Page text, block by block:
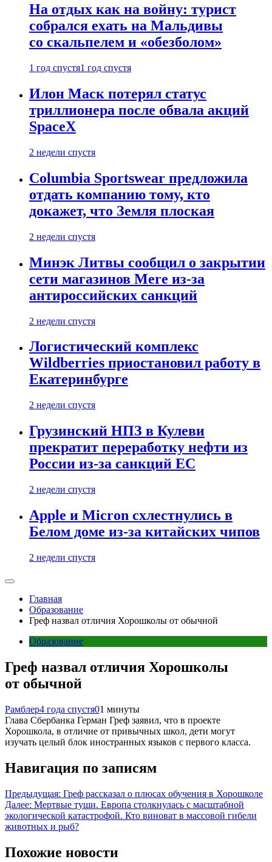
На отдых как на войну: турист
собрался ехать на Мальдивы
со скальпелем и «обезболом»
1 год спустя1 год спустя
Илон Маск потерял статус
триллионера после обвала акций
SpaceX
2 недели спустя
Columbia Sportswear предложила
отдать компанию тому, кто
докажет, что Земля плоская
2 недели спустя
Минэк Литвы сообщил о закрытии
сети магазинов Mere из-за
антироссийских санкций
2 недели спустя
Логистический комплекс
Wildberries приостановил работу в
Екатеринбурге
2 недели спустя
Грузинский НПЗ в Кулеви
прекратит переработку нефти из
России из-за санкций ЕС
2 недели спустя
Apple и Micron схлестнулись в
Белом доме из-за китайских чипов
2 недели спустя
Главная
Образование
Греф назвал отличия Хорошколы от обычной
Образование
Греф назвал отличия Хорошколы
от обычной
Рамблер4 года спустя01 минуты
Глава Сбербанка Герман Греф заявил, что в проекте
Хорошкола, в отличие от привычных школ, дети могут
изучать целый блок иностранных языков с первого класса.
Навигация по записям
Предыдущая: Греф рассказал о плюсах обучения в Хорошколе
Далее: Мертвые туши. Европа столкнулась с масштабной
экологической катастрофой. Кто виноват в массовой гибели
животных и рыб?
Похожие новости